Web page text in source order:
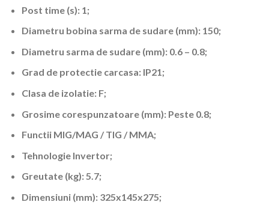
Post time (s): 1;
Diametru bobina sarma de sudare (mm): 150;
Diametru sarma de sudare (mm): 0.6 – 0.8;
Grad de protectie carcasa: IP21;
Clasa de izolatie: F;
Grosime corespunzatoare (mm): Peste 0.8;
Functii MIG/MAG / TIG / MMA;
Tehnologie Invertor;
Greutate (kg): 5.7;
Dimensiuni (mm): 325x145x275;